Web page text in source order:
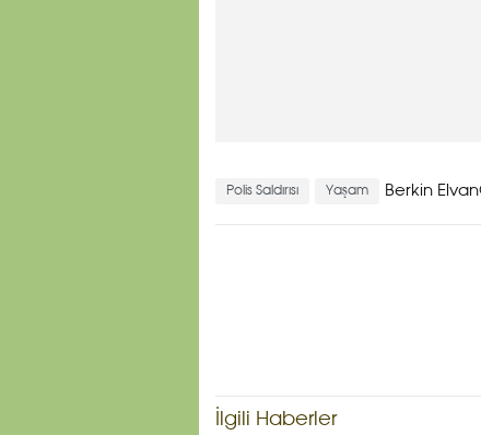
Berkin
Polis Saldırısı Yaşam
İlgili Haberler